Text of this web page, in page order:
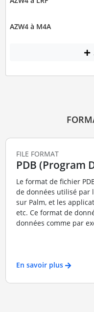
AZW4 à M4A
FILE FORMAT
PDB (Program
Le format de fichier
de données utilisé par
sur Palm, et les
etc. Ce format de
données comme par
En savoir plus